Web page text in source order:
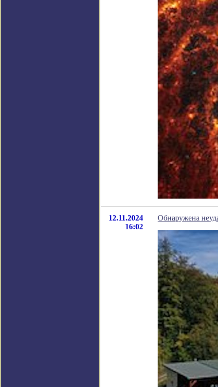
12.11.2024
16:02
Обнаружена